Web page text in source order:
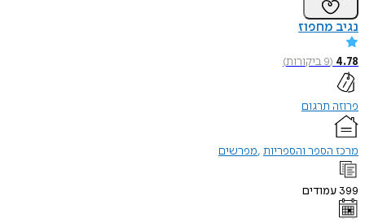
נגיב מחפוז
4.78
(
9ביקורות)
פרוזה תרגום
מרכז הספר והספריות מפרשים
399 עמודים